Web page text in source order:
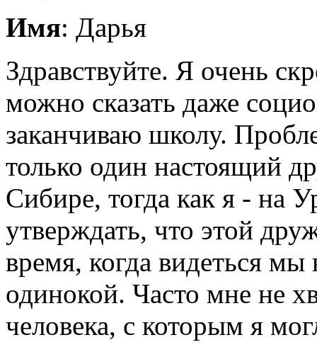
Имя: Дарья
Здравствуйте. Я очень
можно сказать даже
заканчиваю школу.
только один настоящий
Сибире, тогда как я - на
утверждать, что этой
время, когда видеться
одинокой. Часто мне не
человека, с которым я